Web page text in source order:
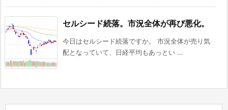
セルシード続落。市況全体が再び悪化。
今日はセルシード続落ですか。 市況全体が売り気
配となっていて、日経平均もあっとい ...